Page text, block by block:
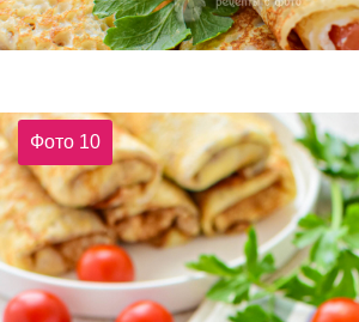
Фото 10